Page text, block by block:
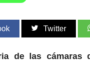
Twitter
de las cámaras